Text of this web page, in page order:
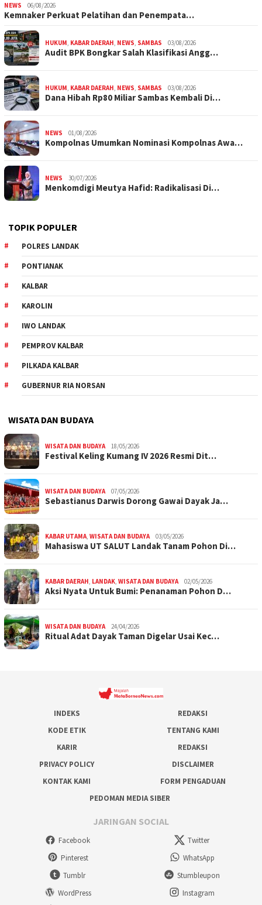
NEWS 06/08/2026
Kemnaker Perkuat Pelatihan dan Penempata…
HUKUM, KABAR DAERAH, NEWS, SAMBAS 03/08/2026
Audit BPK Bongkar Salah Klasifikasi Angg…
HUKUM, KABAR DAERAH, NEWS, SAMBAS 03/08/2026
Dana Hibah Rp80 Miliar Sambas Kembali Di…
NEWS 01/08/2026
Kompolnas Umumkan Nominasi Kompolnas Awa…
NEWS 30/07/2026
Menkomdigi Meutya Hafid: Radikalisasi Di…
TOPIK POPULER
POLRES LANDAK
PONTIANAK
KALBAR
KAROLIN
IWO LANDAK
PEMPROV KALBAR
PILKADA KALBAR
GUBERNUR RIA NORSAN
WISATA DAN BUDAYA
WISATA DAN BUDAYA 18/05/2026
Festival Keling Kumang IV 2026 Resmi Dit…
WISATA DAN BUDAYA 07/05/2026
Sebastianus Darwis Dorong Gawai Dayak Ja…
KABAR UTAMA, WISATA DAN BUDAYA 03/05/2026
Mahasiswa UT SALUT Landak Tanam Pohon Di…
KABAR DAERAH, LANDAK, WISATA DAN BUDAYA 02/05/2026
Aksi Nyata Untuk Bumi: Penanaman Pohon D…
WISATA DAN BUDAYA 24/04/2026
Ritual Adat Dayak Taman Digelar Usai Kec…
INDEKS
REDAKSI
KODE ETIK
TENTANG KAMI
KARIR
REDAKSI
PRIVACY POLICY
DISCLAIMER
KONTAK KAMI
FORM PENGADUAN
PEDOMAN MEDIA SIBER
JARINGAN SOCIAL
Facebook
Twitter
Pinterest
WhatsApp
Tumblr
Stumbleupon
WordPress
Instagram